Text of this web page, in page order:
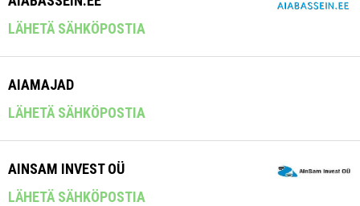
LÄHETÄ SÄHKÖPOSTIA
AIAMAJAD
LÄHETÄ SÄHKÖPOSTIA
AINSAM INVEST OÜ
LÄHETÄ SÄHKÖPOSTIA